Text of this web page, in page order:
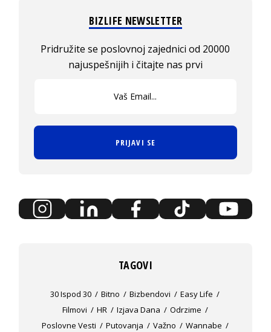
BIZLIFE NEWSLETTER
Pridružite se poslovnoj zajednici od 20000
najuspešnijih i čitajte nas prvi
PRIJAVI SE
TAGOVI
30 Ispod 30 Bitno Bizbendovi
Easy Life
Filmovi
HR Izjava Dana
Odrzime
Poslovne Vesti
Putovanja Važno
Wannabe